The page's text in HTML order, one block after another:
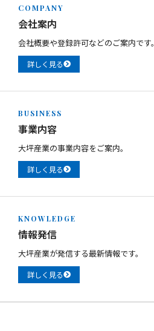
COMPANY
会社案内
会社概要や登録許可などのご案内です。
詳しく見る
BUSINESS
事業内容
大坪産業の事業内容をご案内。
詳しく見る
KNOWLEDGE
情報発信
大坪産業が発信する最新情報です。
詳しく見る